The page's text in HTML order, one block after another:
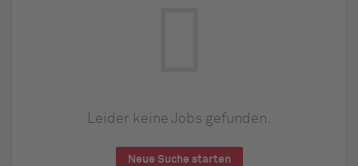
Leider keine Jobs gefunden.
Neue Suche starten